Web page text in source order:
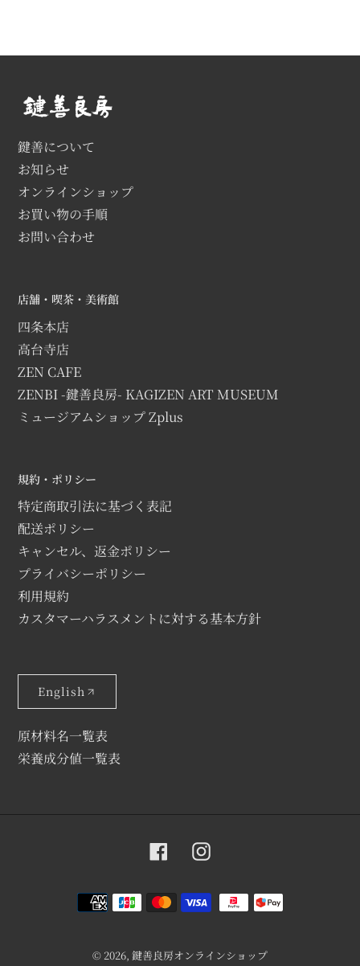
鍵善について
お知らせ
オンラインショップ
お買い物の手順
お問い合わせ
店舗・喫茶・美術館
四条本店
高台寺店
ZEN CAFE
ZENBI -鍵善良房- KAGIZEN ART MUSEUM
ミュージアムショップ Zplus
規約・ポリシー
特定商取引法に基づく表記
配送ポリシー
キャンセル、返金ポリシー
プライバシーポリシー
利用規約
カスタマーハラスメントに対する基本方針
English
原材料名一覧表
栄養成分値一覧表
FacebookInstagram
決
済
法
© 2026, 鍵善良房オンラインショップ